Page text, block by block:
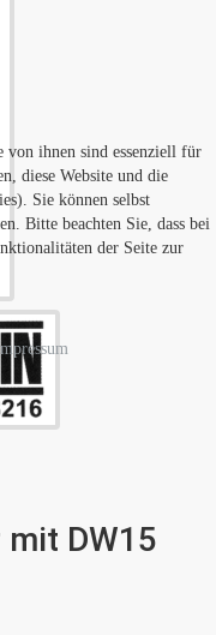
DW15
von ihnen sind essenziell für
diese Website und die
Sie können selbst
Bitte beachten Sie, dass bei
der Seite zur